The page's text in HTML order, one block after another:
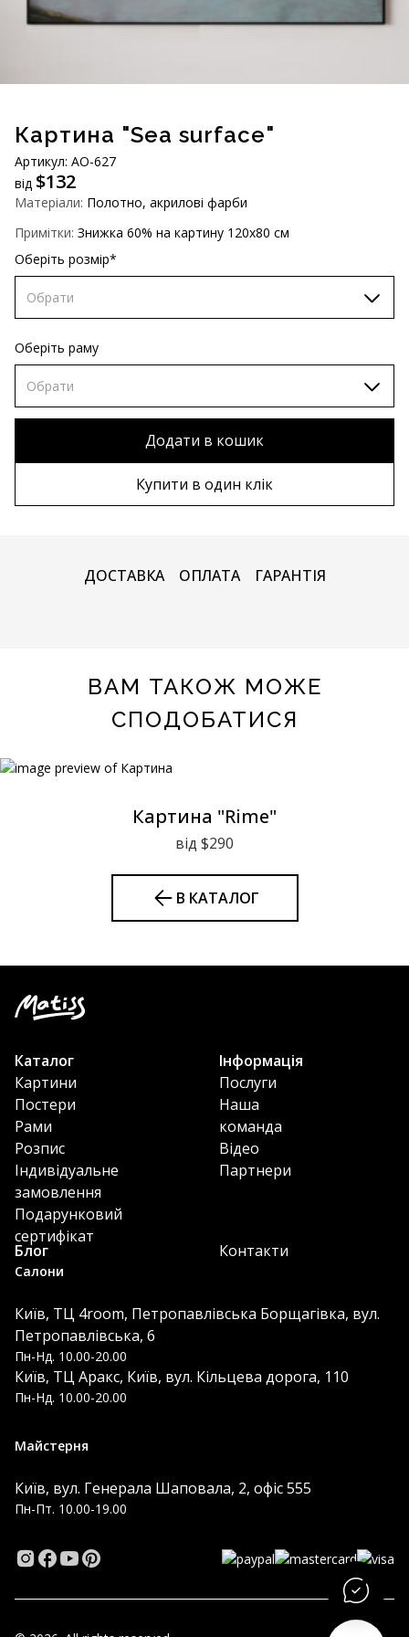
(A$)JPY (¥)TWD (NT$)
Картина "Sea surface"
Артикул: АО-627
від $132
Матеріали: Полотно, акрилові фарби
Примітки: Знижка 60% на картину 120х80 см
Оберіть розмір*
Обрати
60х90 см
70х100 см
Оберіть раму
Обрати
Додати в кошик
Купити в один клік
ДОСТАВКА ОПЛАТА ГАРАНТІЯ
ВАМ ТАКОЖ МОЖЕ
СПОДОБАТИСЯ
Картина "Rime"
від $290
В КАТАЛОГ
Салони
Київ, ТЦ 4room, Петропавлівська Борщагівка, вул.
Петропавлівська, 6
Пн-Нд. 10.00-20.00
Київ, ТЦ Аракс, Київ, вул. Кільцева дорога, 110
Пн-Нд. 10.00-20.00
Майстерня
Київ, вул. Генерала Шаповала, 2, офіс 555
Пн-Пт. 10.00-19.00
Каталог
Картини
Постери
Рами
Розпис
Індивідуальне
замовлення
Подарунковий
сертифікат
Інформація
Послуги
Наша
команда
Відео
Партнери
Блог Контакти